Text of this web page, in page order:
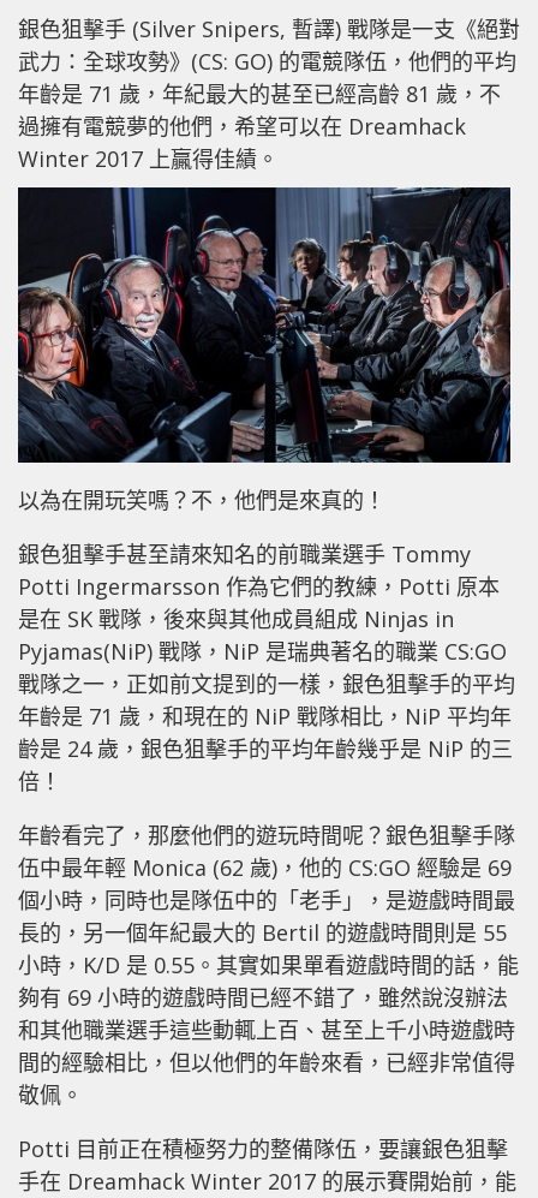
銀色狙擊手 (Silver Snipers, 暫譯) 戰隊是一支《絕對
武力：全球攻勢》(CS: GO) 的電競隊伍，他們的平均
年齡是 71 歲，年紀最大的甚至已經高齡 81 歲，不
過擁有電競夢的他們，希望可以在 Dreamhack
Winter 2017 上贏得佳績。
以為在開玩笑嗎？不，他們是來真的！
銀色狙擊手甚至請來知名的前職業選手 Tommy
Potti Ingermarsson 作為它們的教練，Potti 原本
是在 SK 戰隊，後來與其他成員組成 Ninjas in
Pyjamas(NiP) 戰隊，NiP 是瑞典著名的職業 CS:GO
戰隊之一，正如前文提到的一樣，銀色狙擊手的平均
年齡是 71 歲，和現在的 NiP 戰隊相比，NiP 平均年
齡是 24 歲，銀色狙擊手的平均年齡幾乎是 NiP 的三
倍！
年齡看完了，那麼他們的遊玩時間呢？銀色狙擊手隊
伍中最年輕 Monica (62 歲)，他的 CS:GO 經驗是 69
個小時，同時也是隊伍中的「老手」，是遊戲時間最
長的，另一個年紀最大的 Bertil 的遊戲時間則是 55
小時，K/D 是 0.55。其實如果單看遊戲時間的話，能
夠有 69 小時的遊戲時間已經不錯了，雖然說沒辦法
和其他職業選手這些動輒上百、甚至上千小時遊戲時
間的經驗相比，但以他們的年齡來看，已經非常值得
敬佩。
Potti 目前正在積極努力的整備隊伍，要讓銀色狙擊
手在 Dreamhack Winter 2017 的展示賽開始前，能